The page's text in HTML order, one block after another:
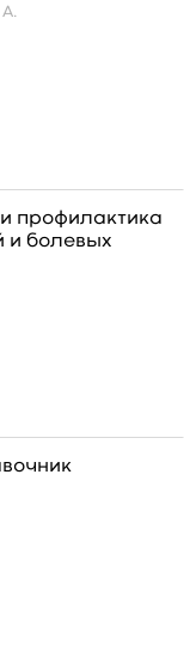
профилактика
и болевых